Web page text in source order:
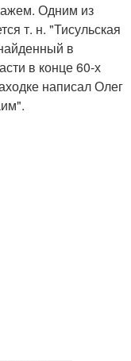
Одним из
т. н. "Тисульская
в
в конце 60-х
написал Олег